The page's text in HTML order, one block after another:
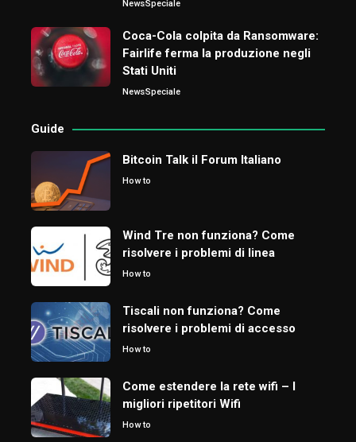
NewsSpeciale
Coca-Cola colpita da Ransomware:
Fairlife ferma la produzione negli
Stati Uniti
NewsSpeciale
Guide
Bitcoin Talk il Forum Italiano
How to
Wind Tre non funziona? Come
risolvere i problemi di linea
How to
Tiscali non funziona? Come
risolvere i problemi di accesso
How to
Come estendere la rete wifi – I
migliori ripetitori Wifi
How to